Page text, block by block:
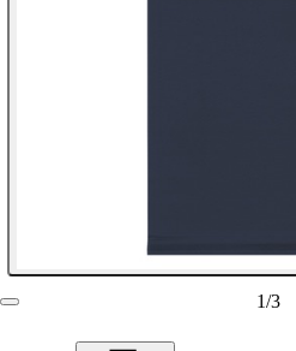
1/3